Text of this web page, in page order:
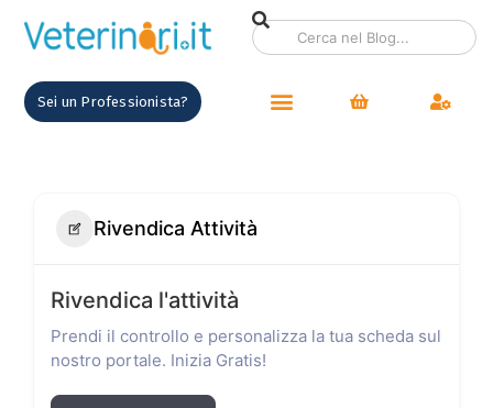
Sei un Professionista?
Rivendica Attività
Rivendica l'attività
Prendi il controllo e personalizza la tua scheda sul
nostro portale. Inizia Gratis!